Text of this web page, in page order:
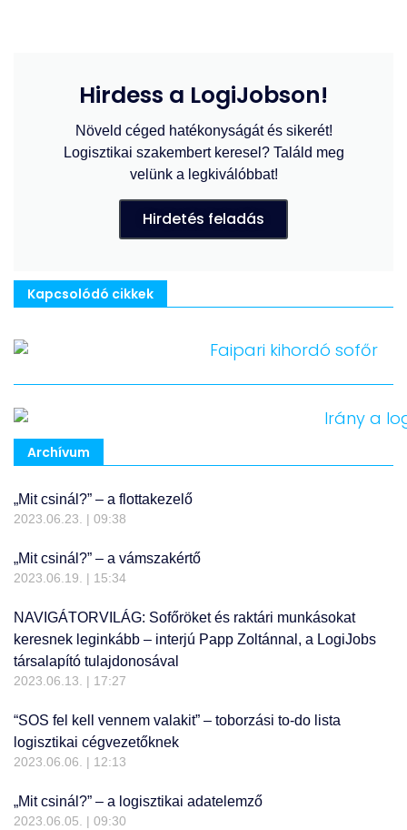
Hirdess a LogiJobson!
Növeld céged hatékonyságát és sikerét!
Logisztikai szakembert keresel? Találd meg
velünk a legkiválóbbat!
Hirdetés feladás
Kapcsolódó cikkek
Archívum
„Mit csinál?” – a flottakezelő
2023.06.23. 09:38
„Mit csinál?” – a vámszakértő
2023.06.19. 15:34
NAVIGÁTORVILÁG: Sofőröket és raktári munkásokat
keresnek leginkább – interjú Papp Zoltánnal, a LogiJobs
társalapító tulajdonosával
2023.06.13. 17:27
“SOS fel kell vennem valakit” – toborzási to-do lista
logisztikai cégvezetőknek
2023.06.06. 12:13
„Mit csinál?” – a logisztikai adatelemző
2023.06.05. 09:30